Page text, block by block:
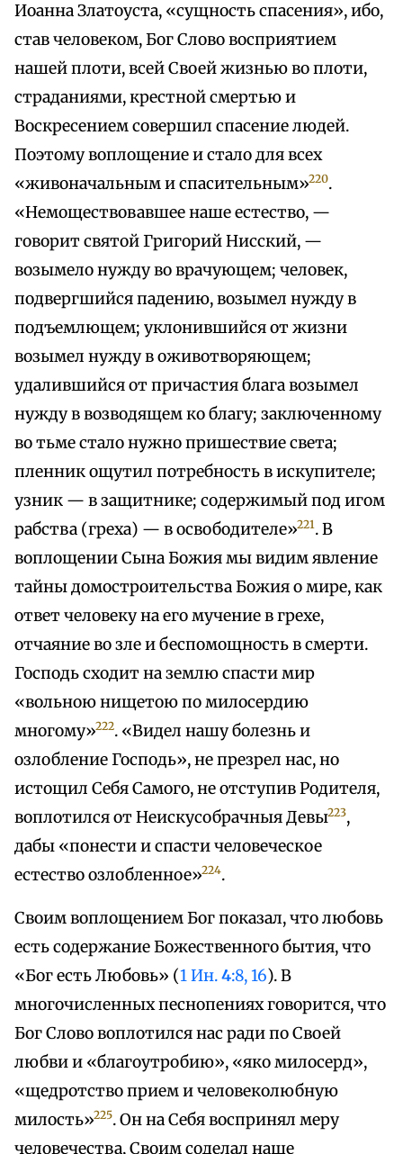
Иоанна Златоуста, «сущность спасения», ибо,
став человеком, Бог Слово восприятием
нашей плоти, всей Своей жизнью во плоти,
страданиями, крестной смертью и
Воскресением совершил спасение людей.
Поэтому воплощение и стало для всех
«живоначальным и спасительным»220.
«Немоществовавшее наше естество, —
говорит святой Григорий Нисский, —
возымело нужду во врачующем; человек,
подвергшийся падению, возымел нужду в
подъемлющем; уклонившийся от жизни
возымел нужду в оживотворяющем;
удалившийся от причастия блага возымел
нужду в возводящем ко благу; заключенному
во тьме стало нужно пришествие света;
пленник ощутил потребность в искупителе;
узник — в защитнике; содержимый под игом
рабства (греха) — в освободителе»221. В
воплощении Сына Божия мы видим явление
тайны домостроительства Божия о мире, как
ответ человеку на его мучение в грехе,
отчаяние во зле и беспомощность в смерти.
Господь сходит на землю спасти мир
«вольною нищетою по милосердию
многому»222. «Видел нашу болезнь и
озлобление Господь», не презрел нас, но
истощил Себя Самого, не отступив Родителя,
воплотился от Неискусобрачныя Девы223,
дабы «понести и спасти человеческое
естество озлобленное»224.
Своим воплощением Бог показал, что любовь
есть содержание Божественного бытия, что
«Бог есть Любовь» (1 Ин.4:8, 16). В
многочисленных песнопениях говорится, что
Бог Слово воплотился нас ради по Своей
любви и «благоутробию», «яко милосерд»,
«щедротство прием и человеколюбную
милость»225. Он на Себя воспринял меру
человечества, Своим соделал наше